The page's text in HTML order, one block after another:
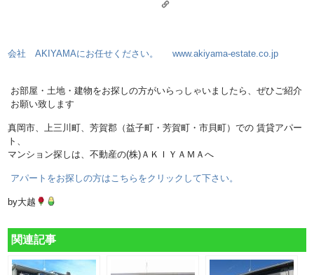
会社 AKIYAMAにお任せください。 www.akiyama-estate.co.jp
お部屋・土地・建物をお探しの方がいらっしゃいましたら、ぜひご紹介
お願い致します
真岡市、上三川町、芳賀郡（益子町・芳賀町・市貝町）での 賃貸アパー
ト、
マンション探しは、不動産の(株)ＡＫＩＹＡＭＡへ
アパートをお探しの方はこちらをクリックして下さい。
by大越
関連記事